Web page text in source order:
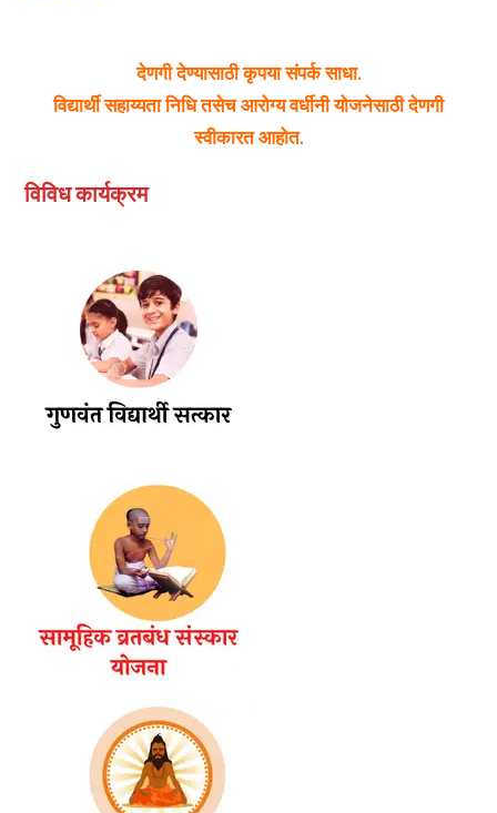
देणगी देण्यासाठी कृपया संपर्क साधा.
विद्यार्थी सहाय्यता निधि तसेच आरोग्य वर्धीनी योजनेसाठी देणगी
स्वीकारत आहोत.
विविध कार्यक्रम